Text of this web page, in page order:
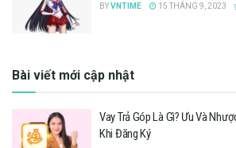
BYVNTIME 15 THÁNG 9, 2023
Bài viết mới cập nhật
Vay Trả Góp Là Gì? Ưu Và
Khi Đăng Ký